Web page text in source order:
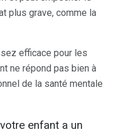
plus grave, comme la
efficace pour les
ne répond pas bien à
de la santé mentale
enfant a un